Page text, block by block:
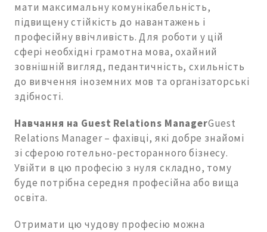
мати максимальну комунікабельність,
підвищену стійкість до навантажень і
професійну ввічливість. Для роботи у цій
сфері необхідні грамотна мова, охайний
зовнішній вигляд, педантичність, схильність
до вивчення іноземних мов та організаторські
здібності.
Навчання на Guest Relations ManagerGuest
Relations Manager – фахівці, які добре знайомі
зі сферою готельно-ресторанного бізнесу.
Увійти в цю професію з нуля складно, тому
буде потрібна середня професійна або вища
освіта.
Отримати цю чудову професію можна